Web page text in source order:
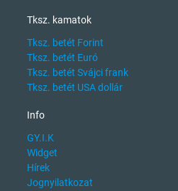
Tksz. kamatok
Tksz. betét Forint
Tksz. betét Euró
Tksz. betét Svájci frank
Tksz. betét USA dollár
Info
GY.I.K
Widget
Hírek
Jognyilatkozat